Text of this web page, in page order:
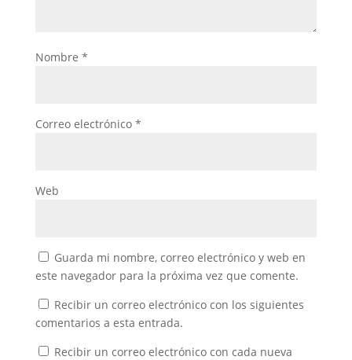
Nombre *
Correo electrónico *
Web
Guarda mi nombre, correo electrónico y web en
este navegador para la próxima vez que comente.
Recibir un correo electrónico con los siguientes
comentarios a esta entrada.
Recibir un correo electrónico con cada nueva